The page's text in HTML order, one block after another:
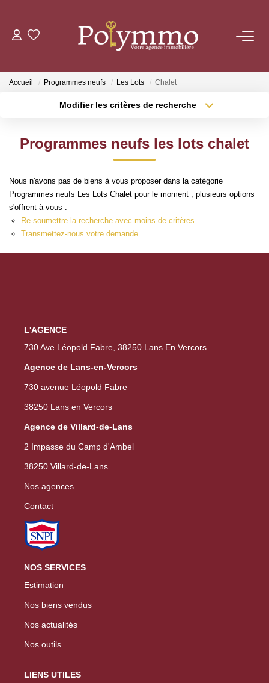
Accueil Programmes neufs Les Lots Chalet
Modifier les critères de recherche
Type de bien
Créer une alerte
Programmes neufs les lots chalet
Nous n'avons pas de biens à vous proposer dans la catégorie
Programmes neufs Les Lots Chalet pour le moment , plusieurs options
s'offrent à vous :
Re-soumettre la recherche avec moins de critères.
Transmettez-nous votre demande
L'AGENCE
730 Ave Léopold Fabre, 38250 Lans En Vercors
Agence de Lans-en-Vercors
730 avenue Léopold Fabre
38250 Lans en Vercors
Agence de Villard-de-Lans
2 Impasse du Camp d'Ambel
38250 Villard-de-Lans
Nos agences
Contact
NOS SERVICES
Estimation
Nos biens vendus
Nos actualités
Nos outils
LIENS UTILES